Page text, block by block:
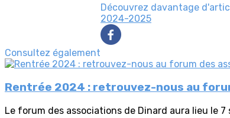
Découvrez davantage
2024-2025
Consultez également
Rentrée 2024 : retrouvez-nous au
Le forum des associations de Dinard aura lieu le